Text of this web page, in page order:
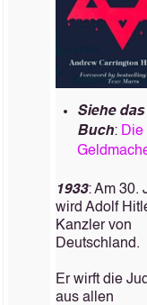
Siehe
Buch: Die
1933: Am 30.
wird Adolf
Kanzler von
Deutschland.
Er wirft die
aus allen